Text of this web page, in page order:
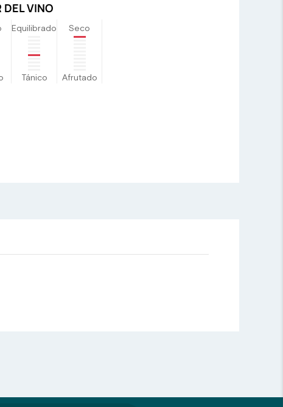
DEL VINO
Equilibrado
Tánico
Seco
Afrutado